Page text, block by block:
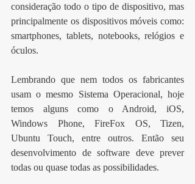
consideração todo o tipo de dispositivo, mas
principalmente os dispositivos móveis como:
smartphones, tablets, notebooks, relógios e
óculos.
Lembrando que nem todos os fabricantes
usam o mesmo Sistema Operacional, hoje
temos alguns como o Android, iOS,
Windows Phone, FireFox OS, Tizen,
Ubuntu Touch, entre outros. Então seu
desenvolvimento de software deve prever
todas ou quase todas as possibilidades.